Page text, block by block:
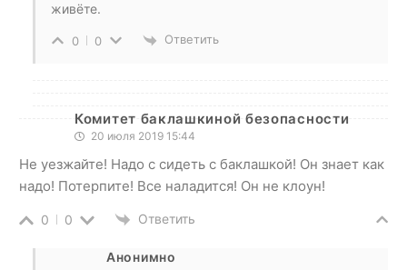
живёте.
0 0 Ответить
Комитет баклашкиной безопасности
20 июля 2019 15:44
Не уезжайте! Надо с сидеть с баклашкой! Он знает как
надо! Потерпите! Все наладится! Он не клоун!
0 0 Ответить
Анонимно